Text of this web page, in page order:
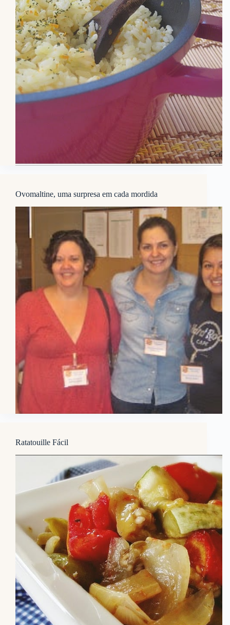
Ovomaltine, uma surpresa em cada mordida
Ratatouille Fácil